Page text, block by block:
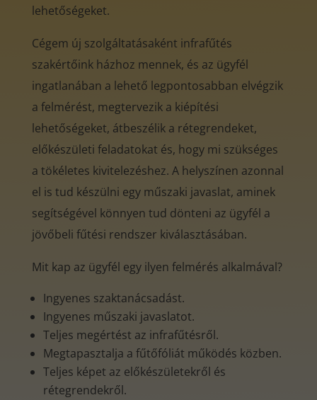
lehetőségeket.
Cégem új szolgáltatásaként infrafűtés
szakértőink házhoz mennek, és az ügyfél
ingatlanában a lehető legpontosabban elvégzik
a felmérést, megtervezik a kiépítési
lehetőségeket, átbeszélik a rétegrendeket,
előkészületi feladatokat és, hogy mi szükséges
a tökéletes kivitelezéshez. A helyszínen azonnal
el is tud készülni egy műszaki javaslat, aminek
segítségével könnyen tud dönteni az ügyfél a
jövőbeli fűtési rendszer kiválasztásában.
Mit kap az ügyfél egy ilyen felmérés alkalmával?
Ingyenes szaktanácsadást.
Ingyenes műszaki javaslatot.
Teljes megértést az infrafűtésről.
Megtapasztalja a fűtőfóliát működés közben.
Teljes képet az előkészületekről és
rétegrendekről.